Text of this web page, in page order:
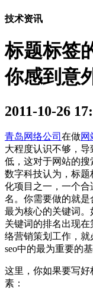
技术资讯
标题标签
你感到意
2011-10-26
青岛网络公司 在做网
大程度认识不够，
低，这对于网站的搜
数字科技认为，标
化项目之一，一个
名。你需要做的就是
最为核心的关键词。
关键词的排名出现
络营销策划工作，
seo中的最为重要的基
这里，你如果要写好
素：